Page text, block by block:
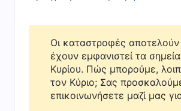
αμελούν οτιδήποτε άλλο,
καρδιά κατά τη διάρκεια
γεγονός αυτό παρέλθει, ο
οπότε το έργο της
Θεός θα ξεκινήσει το
Οι καταστροφές
έχουν εμφανιστεί τα
Κυρίου. Πώς μπορούμε,
τον Κύριο; Σας
επικοινωνήσετε μαζί μας